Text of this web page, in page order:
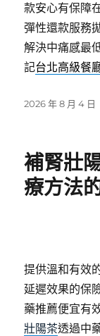
款安心有保障
彈性還款服務
解決中痛感最
記台北高級餐
發
2026 年 8 月 4 日
補腎壯
療方法
提供溫和有效
延遲效果的保
藥推薦便宜有
壯陽茶透過中